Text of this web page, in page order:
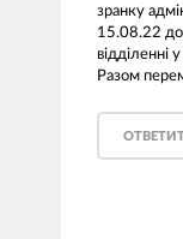
зранку
15.08.22 до
відділенні
Разом